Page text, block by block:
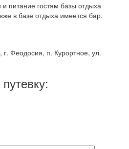
питание гостям базы отдыха
в базе отдыха имеется бар.
Феодосия, п. Курортное, ул.